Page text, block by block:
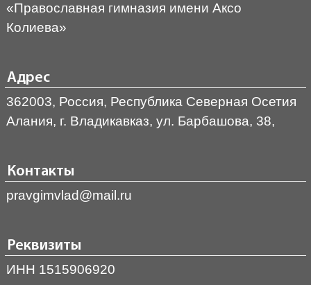
«Православная гимназия имени Аксо
Колиева»
Адрес
362003, Россия, Республика Северная Осетия
Алания, г. Владикавказ, ул. Барбашова, 38,
Контакты
pravgimvlad@mail.ru
Реквизиты
ИНН 1515906920